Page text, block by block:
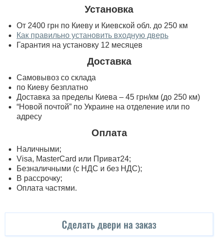
Установка
От 2400 грн по Киеву и Киевской обл. до 250 км
Как правильно установить входную дверь
Гарантия на установку 12 месяцев
Доставка
Самовывоз со склада
по Киеву безплатно
Доставка за пределы Киева – 45 грн/км (до 250 км)
“Новой почтой” по Украине на отделение или по
адресу
Оплата
Наличными;
Visa, MasterСard или Приват24;
Безналичными (с НДС и без НДС);
В рассрочку;
Оплата частями.
Сделать двери на заказ